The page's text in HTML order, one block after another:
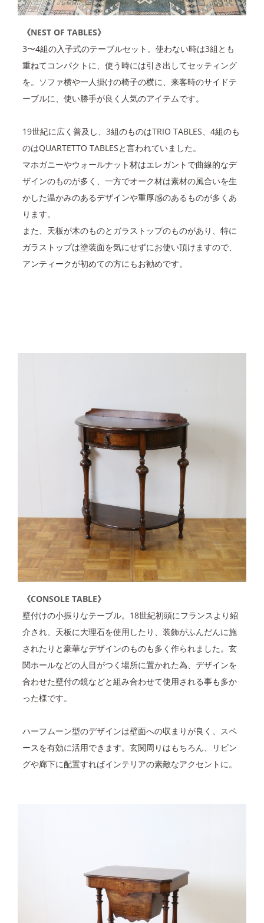
《NEST OF TABLES》
3〜4組の入子式のテーブルセット。使わない時は3組とも
重ねてコンパクトに、使う時には引き出してセッティング
を。ソファ横や一人掛けの椅子の横に、来客時のサイドテ
ーブルに、使い勝手が良く人気のアイテムです。
19世紀に広く普及し、3組のものはTRIO TABLES、4組のも
のはQUARTETTO TABLESと言われていました。
マホガニーやウォールナット材はエレガントで曲線的なデ
ザインのものが多く、一方でオーク材は素材の風合いを生
かした温かみのあるデザインや重厚感のあるものが多くあ
ります。
また、天板が木のものとガラストップのものがあり、特に
ガラストップは塗装面を気にせずにお使い頂けますので、
アンティークが初めての方にもお勧めです。
《CONSOLE TABLE》
壁付けの小振りなテーブル。18世紀初頭にフランスより紹
介され、天板に大理石を使用したり、装飾がふんだんに施
されたりと豪華なデザインのものも多く作られました。玄
関ホールなどの人目がつく場所に置かれた為、デザインを
合わせた壁付の鏡などと組み合わせて使用される事も多か
った様です。
ハーフムーン型のデザインは壁面への収まりが良く、スペ
ースを有効に活用できます。玄関周りはもちろん、リビン
グや廊下に配置すればインテリアの素敵なアクセントに。